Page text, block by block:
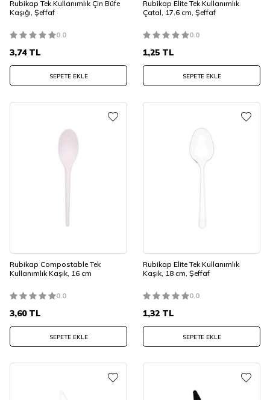
Rubikap Tek Kullanımlık Çin Büfe
Kaşığı, Şeffaf
0.0
3,74TL
SEPETE EKLE
Rubikap Elite Tek Kullanımlık
Çatal, 17.6 cm, Şeffaf
0.0
1,25 TL
SEPETE EKLE
Rubikap Compostable Tek
Kullanımlık Kaşık, 16 cm
0.0
3,60TL
SEPETE EKLE
Rubikap Elite Tek Kullanımlık
Kaşık, 18 cm, Şeffaf
0.0
1,32 TL
SEPETE EKLE